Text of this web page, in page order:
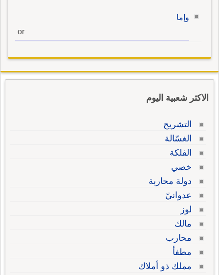
وإما
or
الاكثر شعبية اليوم
التشريح
الغسّالة
الفلكة
خصي
دولة محاربة
عدوانيّ
لوز
مالك
محارب
مطفأ
مملك ذو أملاك